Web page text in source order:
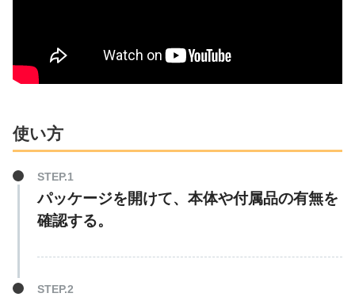
使い方
パッケージを開けて、本体や付属品の有無を
確認する。